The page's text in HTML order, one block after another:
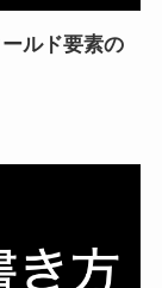
ルド要素の